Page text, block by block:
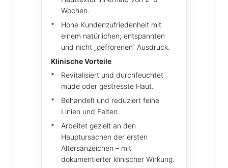
Wochen.
Hohe Kundenzufriedenheit mit
einem natürlichen, entspannten
und nicht „gefrorenen“ Ausdruck.
Klinische Vorteile
Revitalisiert und durchfeuchtet
müde oder gestresste Haut.
Behandelt und reduziert feine
Linien und Falten.
Arbeitet gezielt an den
Hauptursachen der ersten
Altersanzeichen – mit
dokumentierter klinischer Wirkung.